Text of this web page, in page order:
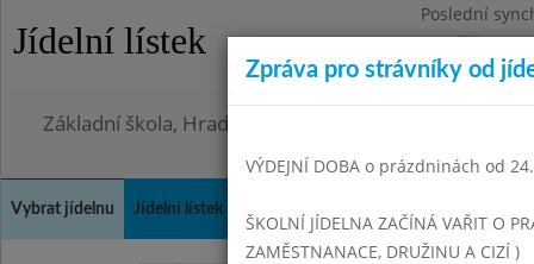
Jídelní lístek
Poslední
Pondělí
Omezení
Základní škola, Hradec Králové, Bezručova 1468
Vybrat jídelnu Jídelní lístek
Zpráva pro strávníky od
VÝDEJNÍ DOBA o prázdninách od
ŠKOLNÍ JÍDELNA ZAČÍNÁ VAŘIT O
ZAMĚSTNANACE, DRUŽINU A CIZÍ )